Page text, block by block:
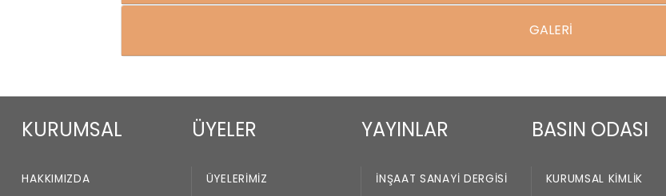
GALERİ
KURUMSAL
HAKKIMIZDA
ÜYELER
ÜYELERIMIZ
YAYINLAR
İNŞAAT SANAYI DERGISI
BASIN ODASI
KURUMSAL KIMLIK